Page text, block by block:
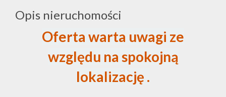
Opis nieruchomości
Oferta warta uwagi ze
względu na spokojną
lokalizację .